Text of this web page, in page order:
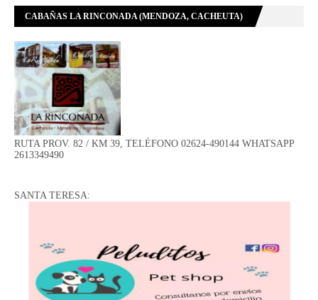
CABAÑAS LA RINCONADA (MENDOZA, CACHEUTA)
RUTA PROV. 82 / KM 39, TELÉFONO 02624-490144 WHATSAPP
2613349490
SANTA TERESA: